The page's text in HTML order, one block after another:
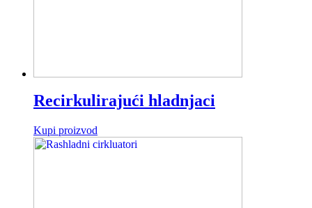
Recirkulirajući hladnjaci
Kupi proizvod